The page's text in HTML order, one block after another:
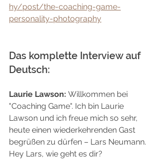
hy/post/the-coaching-game-
personality-photography
Das komplette Interview auf
Deutsch:
Laurie Lawson: Willkommen bei
"Coaching Game". Ich bin Laurie
Lawson und ich freue mich so sehr,
heute einen wiederkehrenden Gast
begrüßen zu dürfen – Lars Neumann.
Hey Lars, wie geht es dir?